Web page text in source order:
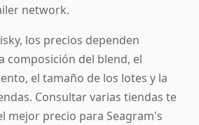
network.
los precios dependen
composición del blend, el
el tamaño de los lotes y la
Consultar varias tiendas te
mejor precio para Seagram's